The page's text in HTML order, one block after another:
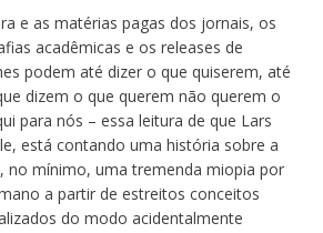
e as matérias pagas dos jornais, os
acadêmicas e os releases de
podem até dizer o que quiserem, até
dizem o que querem não querem o
para nós – essa leitura de que Lars
está contando uma história sobre a
no mínimo, uma tremenda miopia por
a partir de estreitos conceitos
do modo acidentalmente